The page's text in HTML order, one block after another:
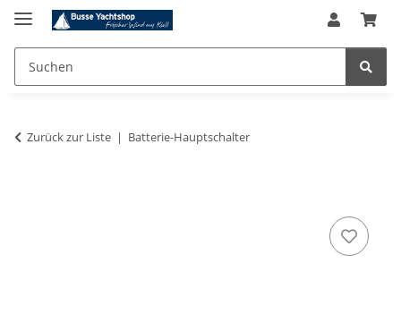
Zurück zur Liste Batterie-Hauptschalter